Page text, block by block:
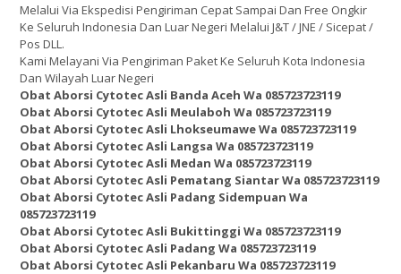
Melalui Via Ekspedisi Pengiriman Cepat Sampai Dan Free Ongkir
Ke Seluruh Indonesia Dan Luar Negeri Melalui J&T / JNE / Sicepat /
Pos DLL.
Kami Melayani Via Pengiriman Paket Ke Seluruh Kota Indonesia
Dan Wilayah Luar Negeri
Obat Aborsi Cytotec Asli Banda Aceh Wa 085723723119
Obat Aborsi Cytotec Asli Meulaboh Wa 085723723119
Obat Aborsi Cytotec Asli Lhokseumawe Wa 085723723119
Obat Aborsi Cytotec Asli Langsa Wa 085723723119
Obat Aborsi Cytotec Asli Medan Wa 085723723119
Obat Aborsi Cytotec Asli Pematang Siantar Wa 085723723119
Obat Aborsi Cytotec Asli Padang Sidempuan Wa
085723723119
Obat Aborsi Cytotec Asli Bukittinggi Wa 085723723119
Obat Aborsi Cytotec Asli Padang Wa 085723723119
Obat Aborsi Cytotec Asli Pekanbaru Wa 085723723119